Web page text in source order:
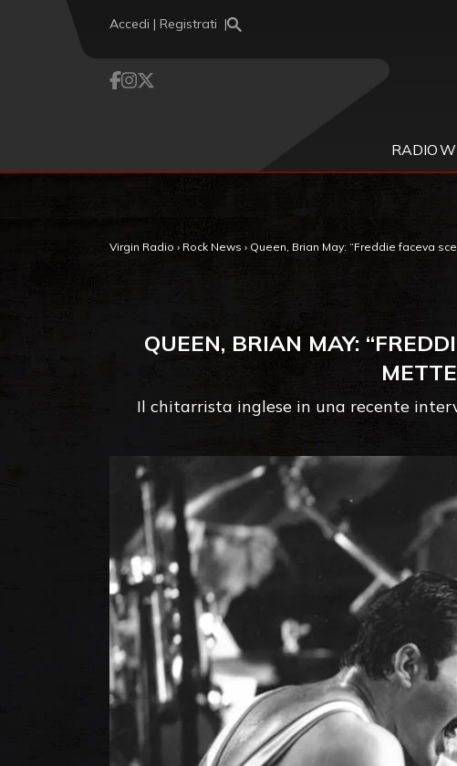
Accedi | Registrati
RADIO
Virgin Radio › Rock News › Queen, Brian May: “Freddie faceva
QUEEN, BRIAN MAY:
Il chitarrista inglese in una recente